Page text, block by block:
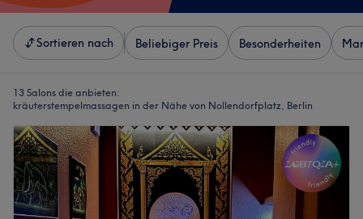
Sortieren nach Beliebiger Preis Besonderheiten
13 Salons die anbieten:
kräuterstempelmassagen in der Nähe von Nollendorfplatz, Berlin